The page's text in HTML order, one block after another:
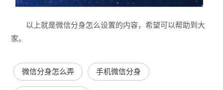
以上就是微信分身怎么设置的内容，希望可以帮助到大
家。
微信分身怎么弄 手机微信分身